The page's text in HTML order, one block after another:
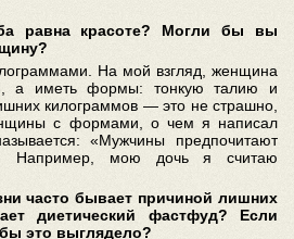
равна красоте? Могли бы вы
На мой взгляд, женщина
а иметь формы: тонкую талию и
килограммов — это не страшно,
с формами, о чем я написал
«Мужчины предпочитают
Например, мою дочь я считаю
часто бывает причиной лишних
диетический фастфуд? Если
это выглядело?